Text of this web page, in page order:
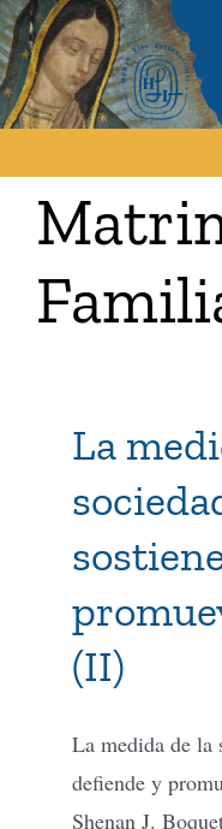
Skip
to
content
Inicio
Conócenos
Boletín Electrónico
Tienda Virtual
Buscar
Cómo Donar
La
(II)
La medida de la
defiende y
Shenan J.